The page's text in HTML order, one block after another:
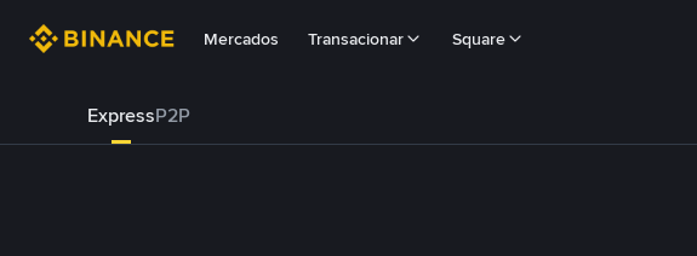
Mercados Transacionar Square
ExpressP2P